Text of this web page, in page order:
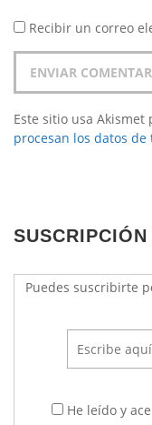
Recibir un correo
Este sitio usa
procesan los datos
Puedes suscribirte
He leído y